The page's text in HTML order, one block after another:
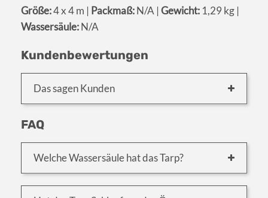
Größe:4 x 4 m | Packmaß:N/A | Gewicht: 1,29 kg |
Wassersäule:N/A
Kundenbewertungen
Das sagen Kunden
FAQ
Welche Wassersäule hat das Tarp?